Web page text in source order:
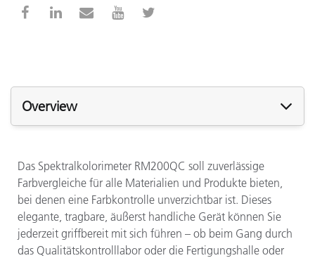
Overview
Das Spektralkolorimeter RM200QC soll zuverlässige
Farbvergleiche für alle Materialien und Produkte bieten,
bei denen eine Farbkontrolle unverzichtbar ist. Dieses
elegante, tragbare, äußerst handliche Gerät können Sie
jederzeit griffbereit mit sich führen – ob beim Gang durch
das Qualitätskontrolllabor oder die Fertigungshalle oder